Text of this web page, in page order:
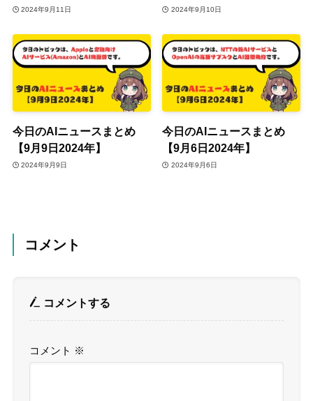
2024年9月11日 2024年9月10日
今日のAIニュースまとめ
【9月9日2024年】
2024年9月9日
今日のAIニュースまとめ
【9月6日2024年】
2024年9月6日
コメント
コメントする
コメント ※